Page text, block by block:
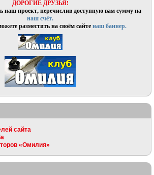
ДОРОГИЕ ДРУЗЬЯ!
наш проект, перечислив доступную вам сумму на
наш счёт.
разместить на своём сайтенаш баннер.
сайта
«Омилия»